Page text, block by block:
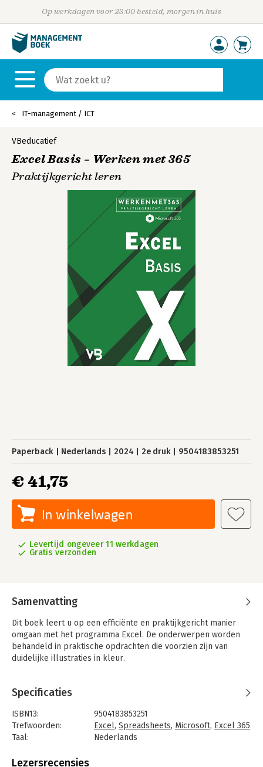
Op werkdagen voor 23:00 besteld, morgen in huis
IT-management / ICT
VBeducatief
Excel Basis – Werken met 365
Praktijkgericht leren
Paperback Nederlands 2024 2e druk 9504183853251
€ 41,75
In winkelwagen
Levertijd ongeveer 11 werkdagen
Gratis verzonden
Samenvatting
Dit boek leert u op een efficiënte en praktijkgericht manier
omgaan met het programma Excel. De onderwerpen worden
behandeld in praktische opdrachten die voorzien zijn van
duidelijke illustraties in kleur.
Microsoft Excel, maar ook voor bestaande gebruikers die
efficiënter willen leren werken met Excel.
Specificaties
ISBN13:
9504183853251
Trefwoorden:
Excel, Spreadsheets, Microsoft, Excel 365
Taal:
Nederlands
Aantal pagina's:
Lezersrecensies